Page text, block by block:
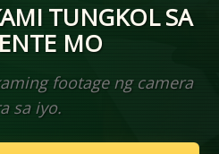
TUNGKOL SA
MO
footage ng camera
sa iyo.